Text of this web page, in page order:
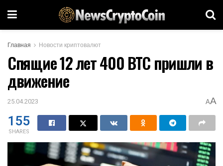
Главная Новости криптовалют
Спящие 12 лет 400 BTC пришли в
движение
25.04.2023 AA
155
SHARES